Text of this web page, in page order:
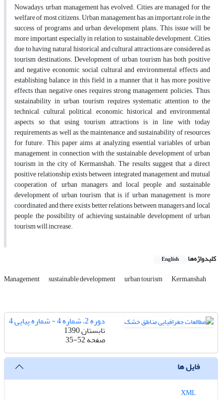
Nowadays, urban management has evolved. Cities are managed for the
welfare of most citizens. Urban management has an important role in the
success of programs and urban development plans. This issue will be
more important especially in relation to sustainable development. Cities
due to having natural, historical and cultural attractions are considered as
tourism destinations. Development of urban tourism has both positive
and negative economic, social, cultural and environmental effects and
establishing balance in this field in a manner that it has more positive
effects than negative ones requires strong management policies. Thus,
sustainability in urban tourism requires systematic attention to the
technical, cultural, political, economic, historical and environmental
aspects, so that using tourism attractions is in line with today
requirements as well as the maintenance and sustainability of resources
for future. This paper aims at analyzing essential variables of urban
management, in connection with the sustainable development of urban
tourism in the city of Kermanshah. The results suggest that a direct
positive relationship exists between integrated management and mutual
cooperation of urban managers and local people and sustainable
development of urban tourism, that is, if urban management is more
coordinated and there exists better relations between managers and local
people, the possibility of achieving sustainable development of urban
tourism will increase.
کلیدواژه‌ها English
Management sustainable development urban tourism Kermanshah
دوره 2، شماره 4 - شماره پیاپی 4
تابستان 1390
صفحه35-52
فایل ها